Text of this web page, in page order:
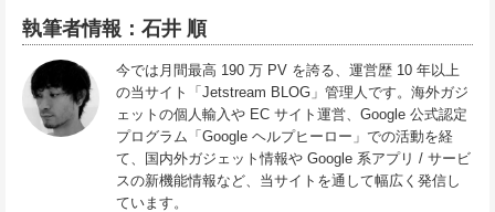
執筆者情報：石井 順
今では月間最高 190 万 PV を誇る、運営歴 10 年以上
の当サイト「Jetstream BLOG」管理人です。海外ガジ
ェットの個人輸入や EC サイト運営、Google 公式認定
プログラム「Google ヘルプヒーロー」での活動を経
て、国内外ガジェット情報や Google 系アプリ / サービ
スの新機能情報など、当サイトを通して幅広く発信し
ています。